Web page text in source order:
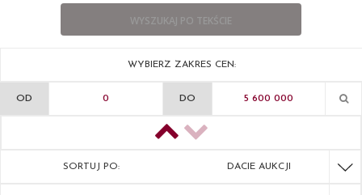
WYBIERZ ZAKRES CEN:
OD DO
SORTUJ PO: DACIE AUKCJI